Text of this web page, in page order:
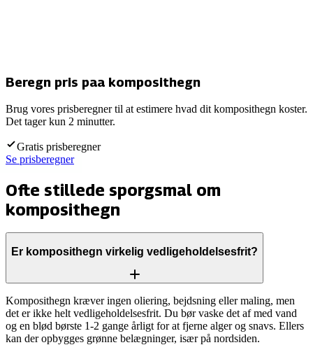
Beregn pris paa komposithegn
Brug vores prisberegner til at estimere hvad dit komposithegn koster.
Det tager kun 2 minutter.
Gratis prisberegner
Se prisberegner
Ofte stillede sporgsmal om
komposithegn
Er komposithegn virkelig vedligeholdelsesfrit?
Komposithegn kræver ingen oliering, bejdsning eller maling, men
det er ikke helt vedligeholdelsesfrit. Du bør vaske det af med vand
og en blød børste 1-2 gange årligt for at fjerne alger og snavs. Ellers
kan der opbygges grønne belægninger, især på nordsiden.